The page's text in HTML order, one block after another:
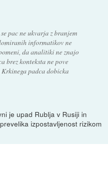
pac ne ukvarja z branjem
informatikov ne
da analitiki ne znajo
brez konteksta ne pove
padca dobicka
je upad Rublja v Rusiji in
izpostavljenost rizikom